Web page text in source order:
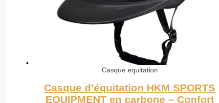
Casque equitation
Casque d’équitation HKM SPORTS
EQUIPMENT en carbone – Confort